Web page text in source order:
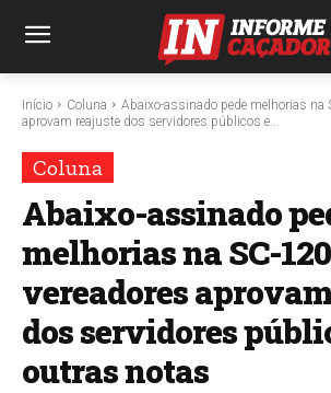
Início Coluna
Abaixo-assinado pede melhorias na
aprovam reajuste dos servidores públicos e...
Coluna
Abaixo-assinado
melhorias na SC-
vereadores
dos servidores
outras notas